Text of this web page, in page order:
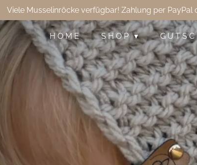
Viele Musselinröcke verfügbar! Zahlung per
H O M E S H O P G U T S C